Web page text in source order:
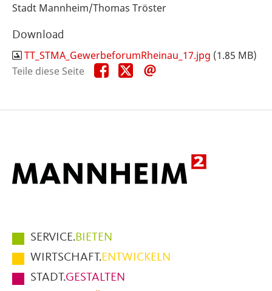
Stadt Mannheim/Thomas Tröster
Download
TT_STMA_GewerbeforumRheinau_17.jpg (1.85 MB)
Teile diese Seite
Teile
diese
Teile
diese
Hauptmenüpunkte
im
Fußbereich
der
SERVICE.BIETEN
WIRTSCHAFT.ENTWICKELN
STADT.GESTALTEN